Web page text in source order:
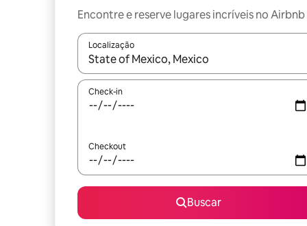
Encontre e reserve lugares incríveis no Airbnb
Localização
Quando os resultados estiverem disponíveis,
Check-in
Checkout
Buscar